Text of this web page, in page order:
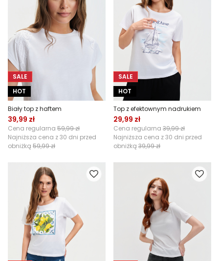
SALE
HOT
Biały top z haftem
39,99 zł
Cena regularna 59,99 zł
Najniższa cena z 30 dni przed
obniżką 59,99 zł
SALE
HOT
Top z efektownym nadrukiem
29,99 zł
Cena regularna 39,99 zł
Najniższa cena z 30 dni przed
obniżką 39,99 zł